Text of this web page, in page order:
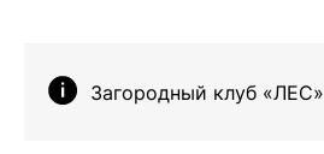
Загородный клуб «ЛЕС»